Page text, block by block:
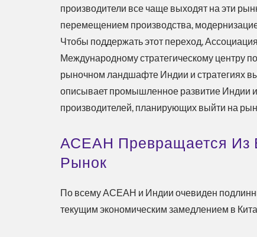
производители все чаще выходят на эти
перемещением производства,
Чтобы поддержать этот переход,
Международному стратегическому центру
рыночном ландшафте Индии и стратегиях
описывает промышленное развитие Индии и
производителей, планирующих выйти на
АСЕАН Превращается Из
Рынок
По всему АСЕАН и Индии очевиден
текущим экономическим замедлением в
Решение Для Охлаждения